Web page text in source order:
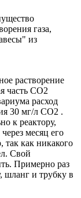
газа,
из
растворение
часть СО2
расход
30 мг/л СО2 .
к реактору,
месяц его
так как никакого
Свой
Примерно раз
шланг и трубку в